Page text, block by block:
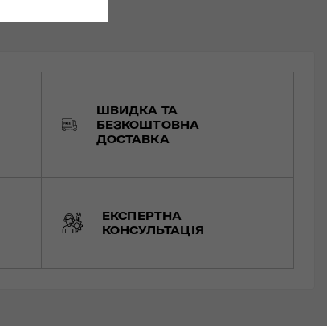
ШВИДКА ТА
БЕЗКОШТОВНА
ДОСТАВКА
ЕКСПЕРТНА
КОНСУЛЬТАЦІЯ